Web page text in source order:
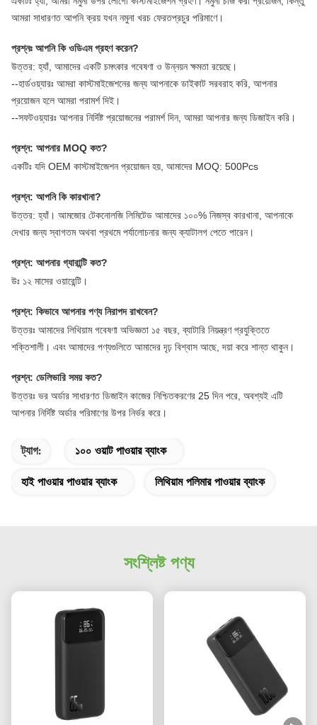
আমরা সাধারণত আপনি ক্রয় যখন নমুনা খরচ ফেরতপ্রচুর পরিমাণে।
প্রশ্নঃ আপনি কি ওডিএম গ্রহণ করেন?
উত্তর: হ্যাঁ, আমাদের একটি চমৎকার গবেষণা ও উন্নয়ন ক্ষমতা রয়েছে।
--হার্ডওয়্যারঃ আমরা কাস্টমাইজেশনের জন্য আপনাকে ডাইকাট সরবরাহ করি, আপনার
প্রয়োজন হলে আমরা পরামর্শ দিই।
--সফটওয়্যারঃ আপনার নির্দিষ্ট প্রয়োজনের পরামর্শ দিন, আমরা আপনার জন্য ডিজাইন করি।
প্রশ্ন: আপনার MOQ কত?
একটিঃ যদি OEM কাস্টমাইজেশন প্রয়োজন হয়, আমাদের MOQ: 500Pcs
প্রশ্ন: আপনি কি কারখানা?
উত্তর: হ্যাঁ। আমজোর টেকনোলজি লিমিটেড আমাদের ১০০% নিজস্ব কারখানা, আপনাকে
দেখার জন্য স্বাগতম অথবা প্রথমে পর্যালোচনার জন্য ক্যাটালগ পেতে পারেন।
প্রশ্ন: আপনার গ্যারান্টি কত?
উঃ ১২ মাসের ওয়ারেন্টি।
প্রশ্ন: কিভাবে আপনার পণ্য নিরাপদ রাখবেন?
উত্তরঃ আমাদের লিথিয়াম গবেষণা অভিজ্ঞতা ১৫ বছর, ব্যাটারি নিয়ন্ত্রণ প্রযুক্তিতে
শক্তিশালী। এবং আমাদের পণ্যগুলিতে আমাদের দৃঢ় বিশ্বাস আছে, দয়া করে শান্ত থাকুন।
প্রশ্ন: ডেলিভারি সময় কত?
উত্তরঃ ভর অর্ডার সাধারণত ডিজাইন কাজের নিশ্চিতকরণের 25 দিন পরে, অবশ্যই এটি
আপনার নির্দিষ্ট অর্ডার পরিমাণের উপর নির্ভর করে।
ট্যাগ: ১০০ ওয়াট পাওয়ার ব্যাংক
হাই পাওয়ার পাওয়ার ব্যাংক লিথিয়াম পলিমার পাওয়ার ব্যাংক
সংশ্লিষ্ট পণ্য